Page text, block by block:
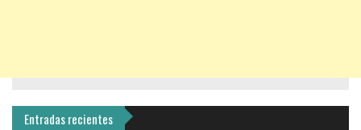
Entradas recientes